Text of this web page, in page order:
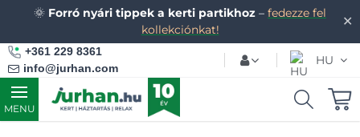
✕
🌞 Forró nyári tippek a kerti partikhoz – fedezze fel
kollekciónkat!
+361 229 8361
info@jurhan.com
HU
MENU